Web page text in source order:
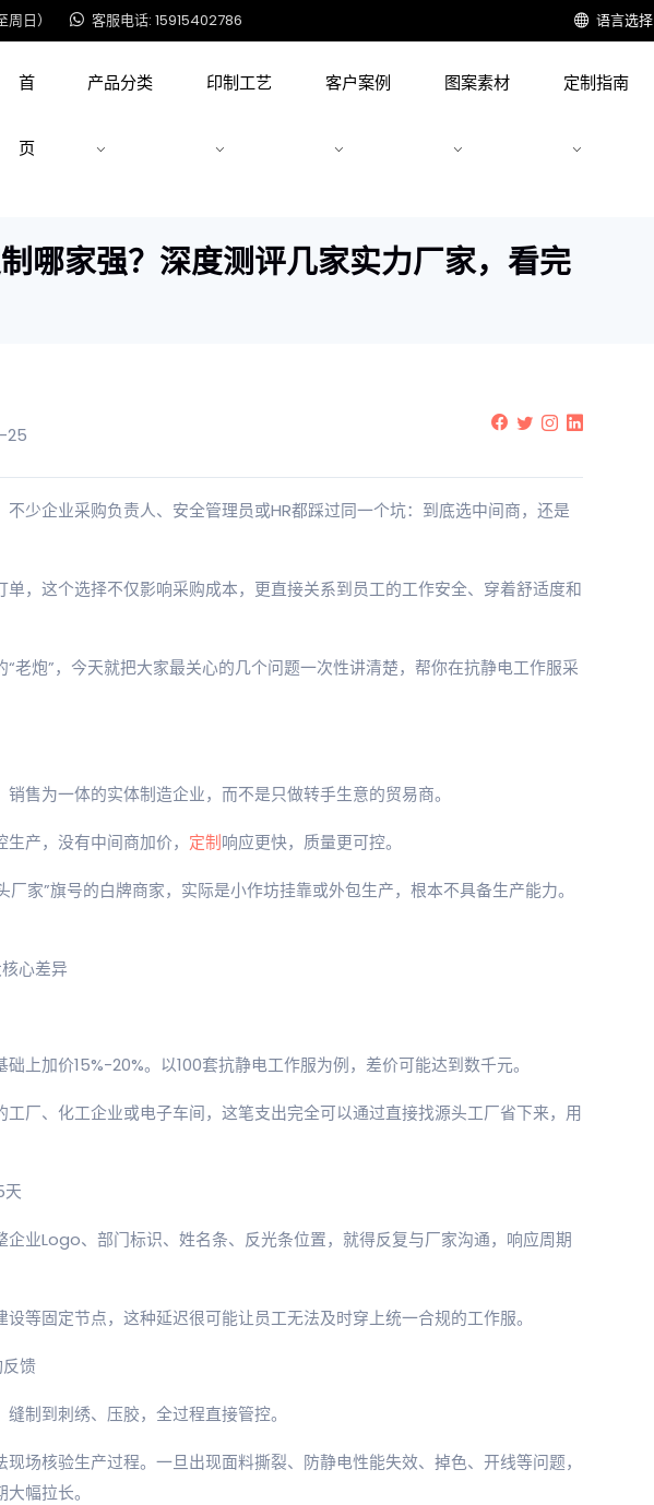
日） 客服电话: 15915402786 语言选择
首
页
产品分类 印制工艺 客户案例 图案素材 定制指南
哪家强？深度测评几家实力厂家，看完
25
不少企业采购负责人、安全管理员或HR都踩过同一个坑：到底选中间商，还是
，这个选择不仅影响采购成本，更直接关系到员工的工作安全、穿着舒适度和
老炮”，今天就把大家最关心的几个问题一次性讲清楚，帮你在抗静电工作服采
售为一体的实体制造企业，而不是只做转手生意的贸易商。
产，没有中间商加价， 定制 响应更快，质量更可控。
家”旗号的白牌商家，实际是小作坊挂靠或外包生产，根本不具备生产能力。
心差异
上加价15%-20%。以100套抗静电工作服为例，差价可能达到数千元。
厂、化工企业或电子车间，这笔支出完全可以通过直接找源头工厂省下来，用
天
企业Logo、部门标识、姓名条、反光条位置，就得反复与厂家沟通，响应周期
等固定节点，这种延迟很可能让员工无法及时穿上统一合规的工作服。
馈
缝制到刺绣、压胶，全过程直接管控。
场核验生产过程。一旦出现面料撕裂、防静电性能失效、掉色、开线等问题，
幅拉长。